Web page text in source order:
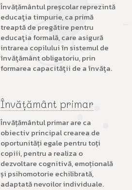
Învățământul preșcolar reprezintă
educaţia timpurie, ca primă
treaptă de pregătire pentru
educaţia formală, care asigură
intrarea copilului în sistemul de
învăţământ obligatoriu, prin
formarea capacităţii de a învăţa.
Învățământ primar
Învățământul primar are ca
obiectiv principal crearea de
oportunități egale pentru toți
copiii, pentru a realiza o
dezvoltare cognitivă, emoțională
și psihomotorie echilibrată,
adaptată nevoilor individuale.